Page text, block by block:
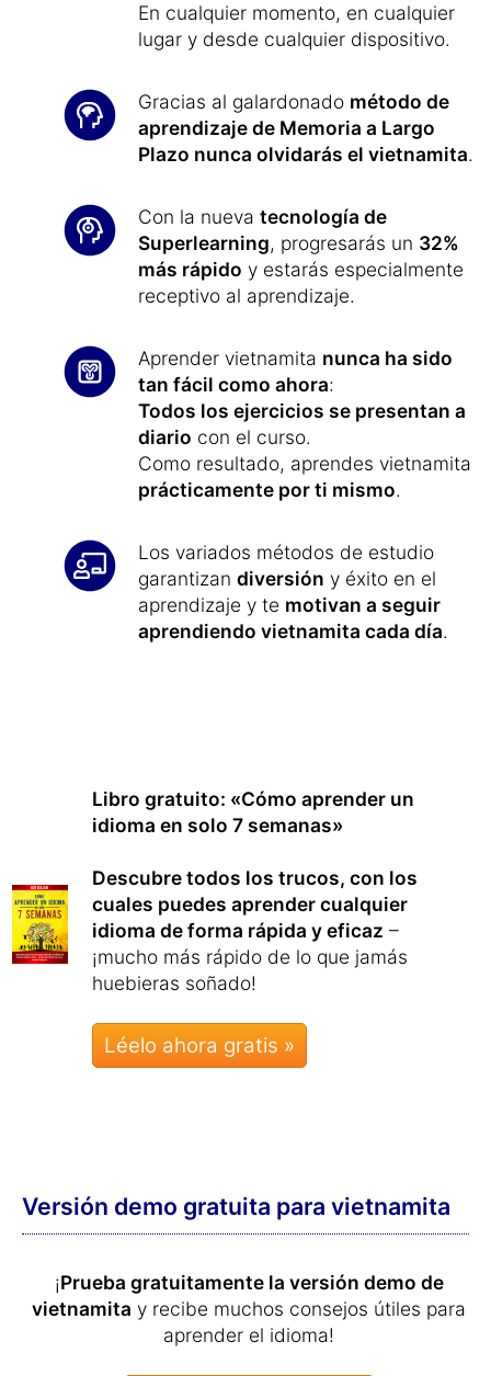
En cualquier momento, en cualquier
lugar y desde cualquier dispositivo.
Gracias al galardonado método de
aprendizaje de Memoria a Largo
Plazo nunca olvidarás el vietnamita.
Con la nueva tecnología de
Superlearning, progresarás un 32%
más rápido y estarás especialmente
receptivo al aprendizaje.
Aprender vietnamita nunca ha sido
tan fácil como ahora:
Todos los ejercicios se presentan a
diario con el curso.
Como resultado, aprendes vietnamita
prácticamente por ti mismo.
Los variados métodos de estudio
garantizan diversión y éxito en el
aprendizaje y te motivan a seguir
aprendiendo vietnamita cada día.
Libro gratuito: «Cómo aprender un
idioma en solo 7 semanas»
Descubre todos los trucos, con los
cuales puedes aprender cualquier
idioma de forma rápida y eficaz –
¡mucho más rápido de lo que jamás
huebieras soñado!
Léelo ahora gratis »
Versión demo gratuita para vietnamita
¡Prueba gratuitamente la versión demo de
vietnamita y recibe muchos consejos útiles para
aprender el idioma!